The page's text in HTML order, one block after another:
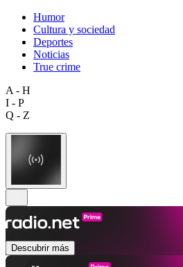
Humor
Cultura y sociedad
Deportes
Noticias
True crime
A - H
I - P
Q - Z
Descubrir más